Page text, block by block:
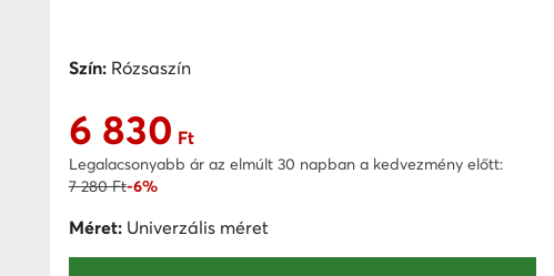
Szín:Rózsaszín
Aktuális ár 6 830 Ft
6 830 Ft
Legalacsonyabb ár az elmúlt 30 napban a kedvezmény előtt:
7 280 Ft-6%
Méret: Univerzális méret